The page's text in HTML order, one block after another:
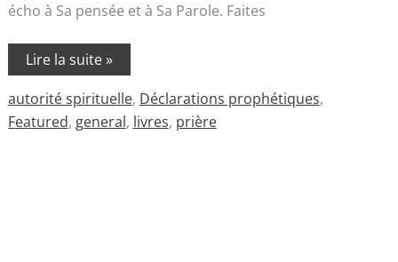
écho à Sa pensée et à Sa Parole. Faites
Lire la suite »
autorité spirituelle, Déclarations prophétiques,
Featured, general, livres, prière